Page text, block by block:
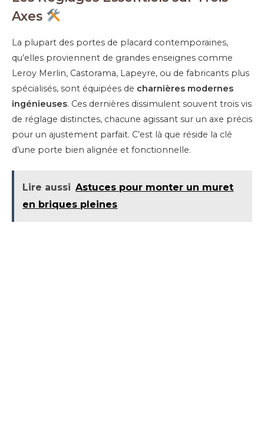
Axes
La plupart des portes de placard contemporaines,
qu’elles proviennent de grandes enseignes comme
Leroy Merlin, Castorama, Lapeyre, ou de fabricants plus
spécialisés, sont équipées de charnières modernes
ingénieuses. Ces dernières dissimulent souvent trois vis
de réglage distinctes, chacune agissant sur un axe précis
pour un ajustement parfait. C’est là que réside la clé
d’une porte bien alignée et fonctionnelle.
Lire aussi Astuces pour monter un muret
en briques pleines